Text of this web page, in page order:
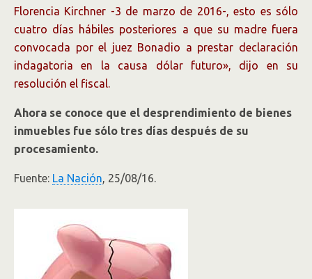
Florencia Kirchner -3 de marzo de 2016-, esto es sólo
cuatro días hábiles posteriores a que su madre fuera
convocada por el juez Bonadio a prestar declaración
indagatoria en la causa dólar futuro», dijo en su
resolución el fiscal.
Ahora se conoce que el desprendimiento de bienes
inmuebles fue sólo tres días después de su
procesamiento.
Fuente: La Nación, 25/08/16.